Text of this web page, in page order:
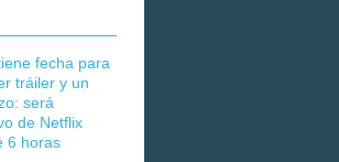
fecha para
tráiler y un
será
de Netflix
6 horas